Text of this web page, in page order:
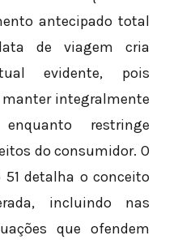
antecipado total
de viagem cria
evidente, pois
integralmente
restringe
do consumidor. O
detalha o conceito
incluindo nas
que ofendem